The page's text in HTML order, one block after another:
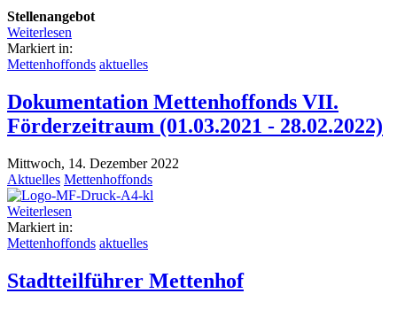
Stellenangebot
Weiterlesen
Markiert in:
Mettenhoffonds aktuelles
Dokumentation Mettenhoffonds VII.
Förderzeitraum (01.03.2021 - 28.02.2022)
Mittwoch, 14. Dezember 2022
Aktuelles Mettenhoffonds
Weiterlesen
Markiert in:
Mettenhoffonds aktuelles
Stadtteilführer Mettenhof